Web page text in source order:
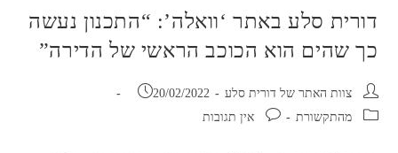
דורית סלע באתר ‘וואלה’: “התכנון נעשה
כך שהים הוא הכוכב הראשי של הדירה”
מחבר:צוות האתר של דורית סלע פורסם:
20/02/2022
קטגוריה:מהתקשורת תגובות:אין תגובות